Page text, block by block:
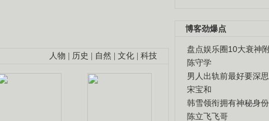
博客劲爆点
盘点娱乐圈10大衰神
陈守学
男人出轨前最好要深
宋宝和
韩雪领衔拥有神秘身
陈立飞飞哥
人物 历史 自然 文化 科技